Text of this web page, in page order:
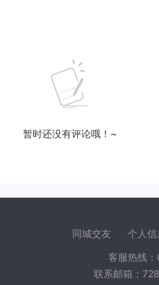
暂时还没有评论哦！~
同城交友 个人
客服热线
联系邮箱：